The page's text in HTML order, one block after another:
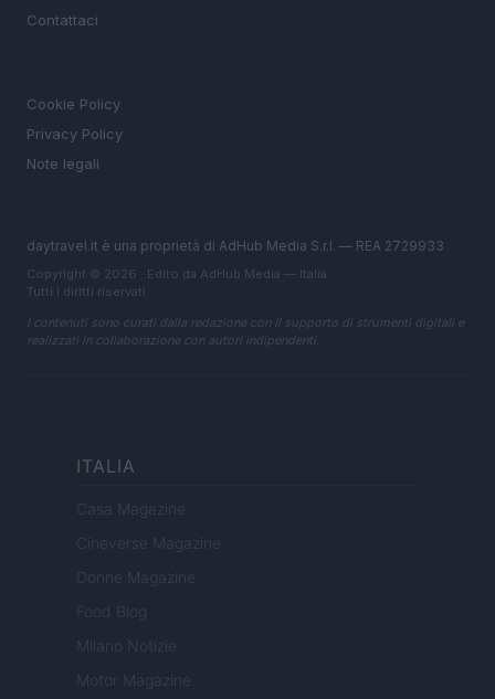
Contattaci
Cookie Policy
Privacy Policy
Note legali
daytravel.it è una proprietà di AdHub Media S.r.l. — REA 2729933
Copyright © 2026 · Edito da AdHub Media — Italia
Tutti i diritti riservati
I contenuti sono curati dalla redazione con il supporto di strumenti digitali e
realizzati in collaborazione con autori indipendenti.
ITALIA
Casa Magazine
Cineverse Magazine
Donne Magazine
Food Blog
Milano Notizie
Motor Magazine